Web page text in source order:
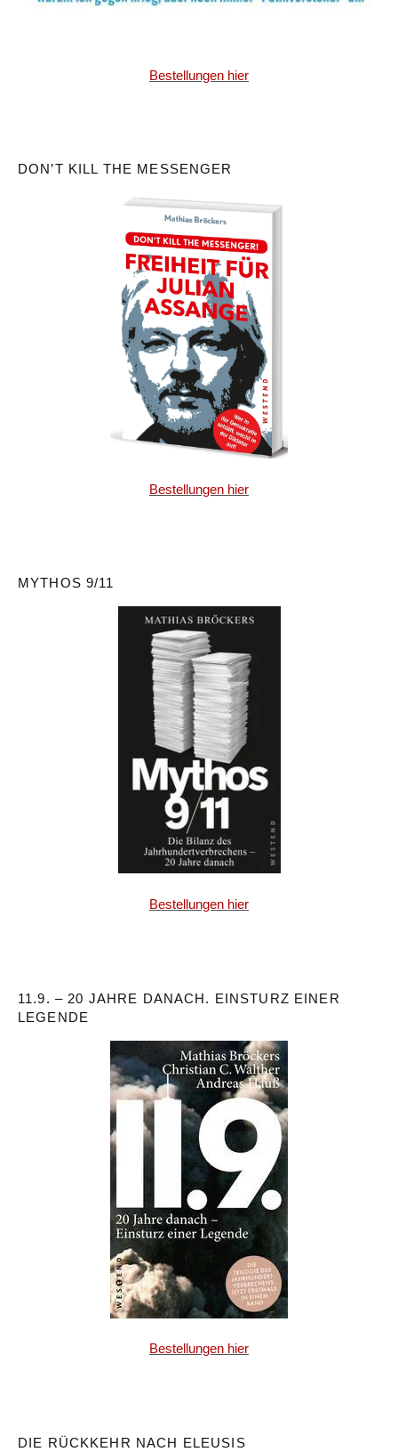
Bestellungen hier
DON’T KILL THE MESSENGER
Bestellungen hier
MYTHOS 9/11
Bestellungen hier
11.9. – 20 JAHRE DANACH. EINSTURZ EINER
LEGENDE
Bestellungen hier
DIE RÜCKKEHR NACH ELEUSIS